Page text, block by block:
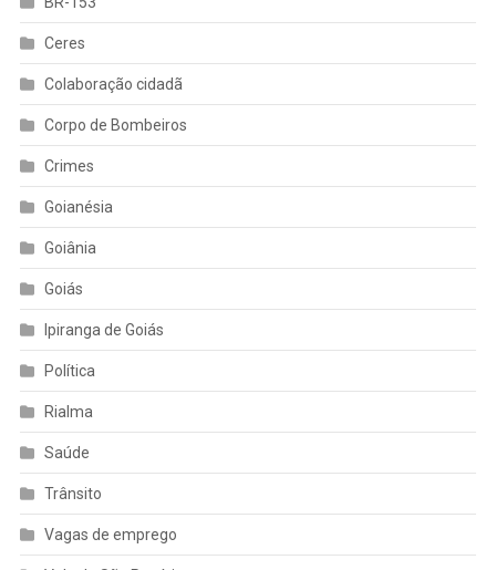
Ceres
Colaboração cidadã
Corpo de Bombeiros
Crimes
Goianésia
Goiânia
Goiás
Ipiranga de Goiás
Política
Rialma
Saúde
Trânsito
Vagas de emprego